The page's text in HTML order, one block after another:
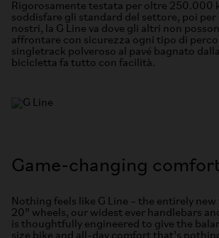
Rigorosamente testata per oltre 250.000
soddisfare gli standard del settore, poi per
nostri, la G Line va dove gli altri non
affrontare con sicurezza ogni tipo di
singletrack polveroso al pavé bagnato
bicicletta fa tutto con facilità.
Game-changing
Nothing feels like G Line – the entirely
20” wheels, our widest ever handlebars
is thoughtfully engineered to give the